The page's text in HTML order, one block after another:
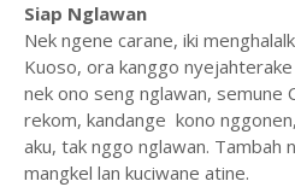
Siap Nglawan
Nek ngene carane, iki
Kuoso, ora kanggo
nek ono seng nglawan, semune
rekom, kandange kono
aku, tak nggo nglawan. Tambah
mangkel lan kuciwane atine.